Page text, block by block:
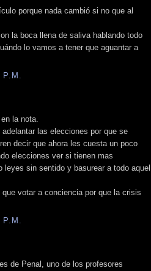
porque nada cambió si no que al
la boca llena de saliva hablando todo
lo vamos a tener que aguantar a
la nota.
las elecciones por que se
decir que ahora les cuesta un poco
elecciones ver si tienen mas
leyes sin sentido y basurear a todo aquel
votar a conciencia por que la crisis
de Penal, uno de los profesores